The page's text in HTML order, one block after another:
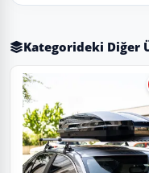
✔ Uyumluluk:2014
⚠️ Aracın üretim yapısı
✔
Uygulama
Kategorideki Diğer